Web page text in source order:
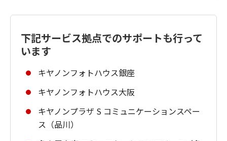
下記サービス拠点でのサポートも行って
います
キヤノンフォトハウス銀座
キヤノンフォトハウス大阪
キヤノンプラザ S コミュニケーションスペー
ス（品川）